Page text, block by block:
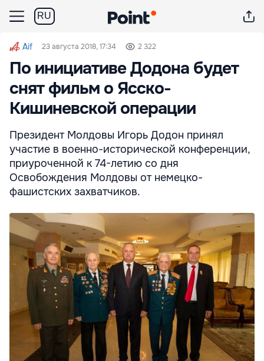
RU
Aif 23 августа 2018, 17:34 2 322
По инициативе Додона будет
снят фильм о Ясско-
Кишиневской операции
Президент Молдовы Игорь Додон принял
участие в военно-исторической конференции,
приуроченной к 74-летию со дня
Освобождения Молдовы от немецко-
фашистских захватчиков.